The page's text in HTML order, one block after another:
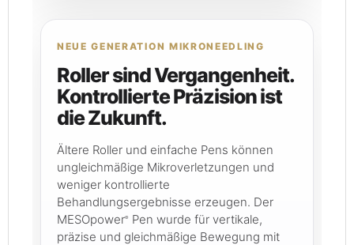
NEUE GENERATION MIKRONEEDLING
Roller sind Vergangenheit.
Kontrollierte Präzision ist
die Zukunft.
Ältere Roller und einfache Pens können
ungleichmäßige Mikroverletzungen und
weniger kontrollierte
Behandlungsergebnisse erzeugen. Der
MESOpower®
Pen wurde für vertikale,
präzise und gleichmäßige Bewegung mit